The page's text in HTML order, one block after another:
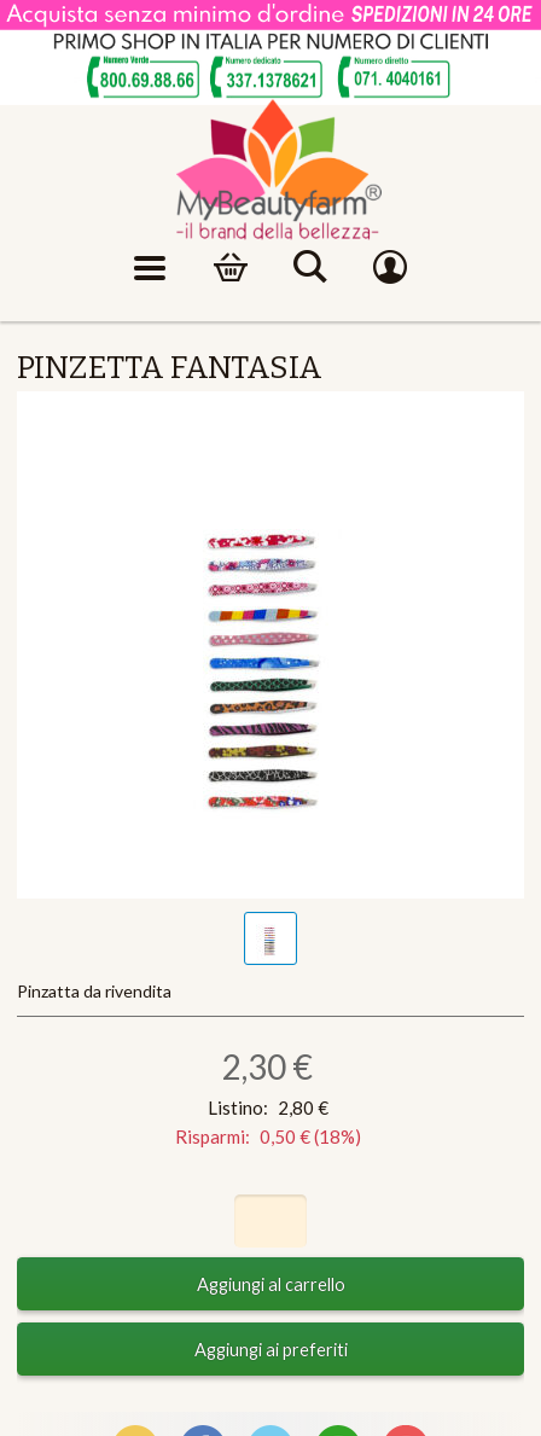
PINZETTA FANTASIA
Pinzatta da rivendita
2,30 €
Listino: 2,80 €
Risparmi: 0,50 €(18%)